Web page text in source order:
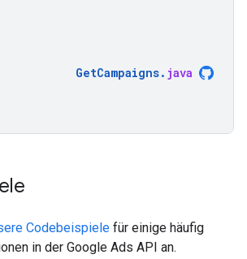
GetCampaigns. java
Codebeispiele für einige häufig
in der Google Ads API an.